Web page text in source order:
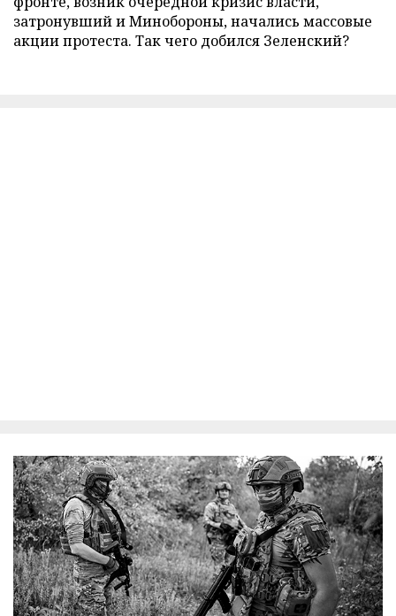
затронувший и Минобороны, начались массовые
акции протеста. Так чего добился Зеленский?